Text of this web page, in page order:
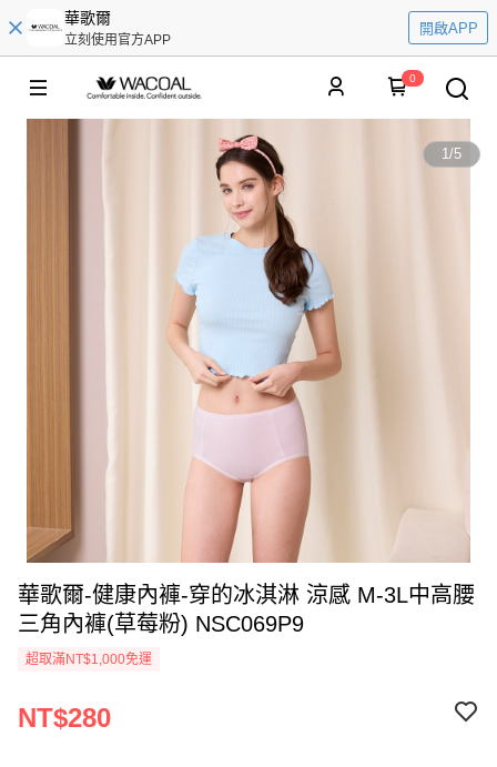
華歌爾
立刻使用官方APP
開啟APP
0
1/5
華歌爾-健康內褲-穿的冰淇淋 涼感 M-3L中高腰
三角內褲(草莓粉) NSC069P9
超取滿NT$1,000免運
NT$280